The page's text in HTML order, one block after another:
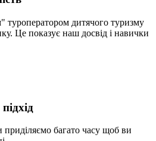
дитячого туризму
Це показує наш досвід і навички
багато часу щоб ви